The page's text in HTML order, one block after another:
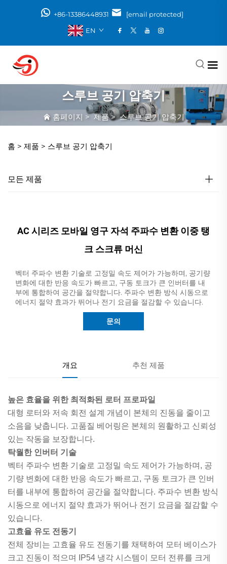
+86-13386448931
[email protected]
EN
스루브 공기 압축기
홈페이지 >제품>스루브 공기 압축기
홈 > 제품 > 스루브 공기 압축기
모든 제품
AC 시리즈 모바일 영구 자석 주파수 변환 이중 탱
크 스크류 머신
벡터 주파수 변환 기술로 고정밀 속도 제어가 가능하며, 공기량
변화에 대한 반응 속도가 빠르고, 구동 토크가 큰 인버터를 내
부에 통합하여 공간을 절약합니다. 주파수 변환 방식 시동으로
에너지 절약 효과가 뛰어나 전기 요금을 절감할 수 있습니다.
문의
개요 추천 제품
높은 효율을 위한 최적화된 로터 프로파일
대형 로터와 저속 회전 설계 개념이 본체의 진동을 줄이고
소음을 낮춥니다. 고품질 베어링은 본체의 원활하고 신뢰성
있는 작동을 보장합니다.
탁월한 인버터 기술
벡터 주파수 변환 기술로 고정밀 속도 제어가 가능하며, 공
기량 변화에 대한 반응 속도가 빠르고, 구동 토크가 큰 인버
터를 내부에 통합하여 공간을 절약합니다. 주파수 변환 방식
시동으로 에너지 절약 효과가 뛰어나 전기 요금을 절감할 수
있습니다.
고효율 유도 전동기
전체 장비는 고효율 유도 전동기를 채택하여 모터 베이스가
크고 진동이 적으며 IP54 냉각 시스템이 모터 전류를 크게